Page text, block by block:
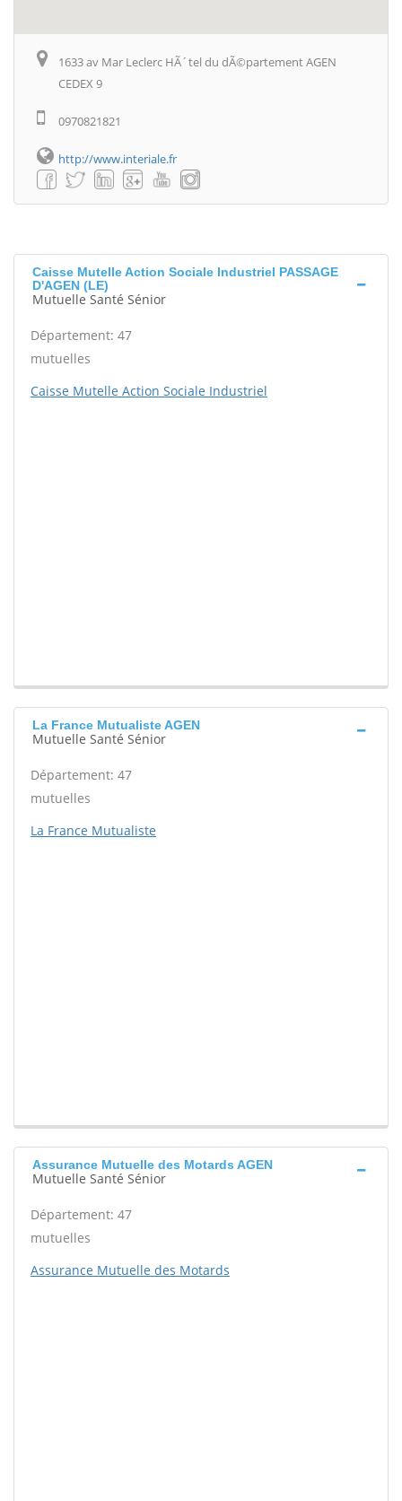
1633 av Mar Leclerc HÃ´tel du dÃ©partement AGEN
CEDEX 9
0970821821
http://www.interiale.fr
Caisse Mutelle Action Sociale Industriel PASSAGE
D'AGEN (LE)
Mutuelle Santé Sénior
Département: 47
mutuelles
Caisse Mutelle Action Sociale Industriel
La France Mutualiste AGEN
Mutuelle Santé Sénior
Département: 47
mutuelles
La France Mutualiste
Assurance Mutuelle des Motards AGEN
Mutuelle Santé Sénior
Département: 47
mutuelles
Assurance Mutuelle des Motards